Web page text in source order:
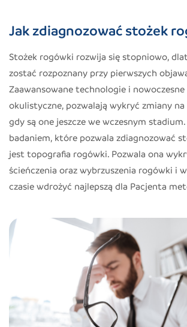
Jak zdiagnozować stożek
Stożek rogówki rozwija się stopniowo,
zostać rozpoznany przy pierwszych
Zaawansowane technologie i nowoczesne
okulistyczne, pozwalają wykryć zmiany
gdy są one jeszcze we wczesnym
badaniem, które pozwala zdiagnozować
jest topografia rogówki. Pozwala ona
ścieńczenia oraz wybrzuszenia rogówki i
czasie wdrożyć najlepszą dla Pacjenta